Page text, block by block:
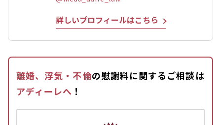
詳しいプロフィールはこちら
離婚、浮気・不倫の慰謝料に関するご相談は
アディーレへ ！